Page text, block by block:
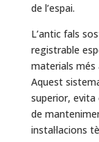
de l’espai.
L’antic fals
registrable
materials més
Aquest
superior, evita
de
instal·lacions